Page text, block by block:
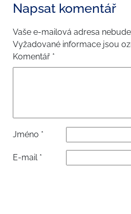
Napsat komentář
Vaše e-mailová adresa
Vyžadované informace jsou
Komentář *
Jméno *
E-mail *